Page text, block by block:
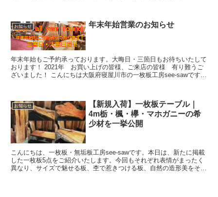
お知らせ 年末年始営業のお知らせ
年末年始もご予約承っております。大晦日・三箇日もお待ちいたして
おります！ 2021年 お買い上げの皆様、ご来店の皆様 有り難うご
ざいました！ こんにちは大阪府寝屋川市の一枚板工房see-sawです。
お知らせ
【新規入荷】一枚板テーブル｜
4m栃・楓・欅・マホガニーの希
少材を一挙公開
こんにちは、一枚板・無垢板工房see-sawです。本日は、新たに掲載
した一枚板5点をご紹介いたします。今回もそれぞれ表情がまったく
異なり、サイズで魅せる板、杢で惹きつける板、自然の造形美をその